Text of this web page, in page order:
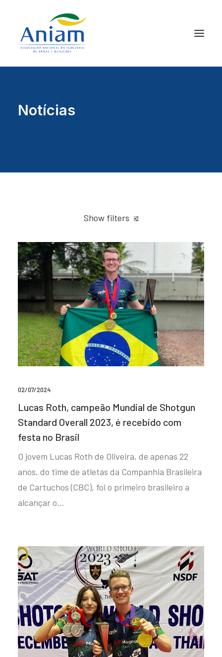
Notícias
Show filters
02/07/2024
Lucas Roth, campeão Mundial de Shotgun
Standard Overall 2023, é recebido com
festa no Brasil
O jovem Lucas Roth de Oliveira, de apenas 22
anos, do time de atletas da Companhia Brasileira
de Cartuchos (CBC), foi o primeiro brasileiro a
alcançar o…